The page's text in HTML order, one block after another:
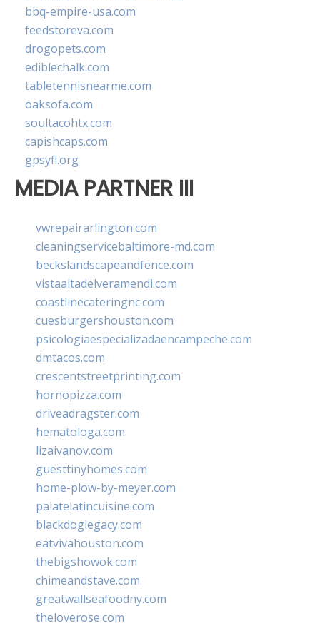
bbq-empire-usa.com
feedstoreva.com
drogopets.com
ediblechalk.com
tabletennisnearme.com
oaksofa.com
soultacohtx.com
capishcaps.com
gpsyfl.org
MEDIA PARTNER III
vwrepairarlington.com
cleaningservicebaltimore-md.com
beckslandscapeandfence.com
vistaaltadelveramendi.com
coastlinecateringnc.com
cuesburgershouston.com
psicologiaespecializadaencampeche.com
dmtacos.com
crescentstreetprinting.com
hornopizza.com
driveadragster.com
hematologa.com
lizaivanov.com
guesttinyhomes.com
home-plow-by-meyer.com
palatelatincuisine.com
blackdoglegacy.com
eatvivahouston.com
thebigshowok.com
chimeandstave.com
greatwallseafoodny.com
theloverose.com